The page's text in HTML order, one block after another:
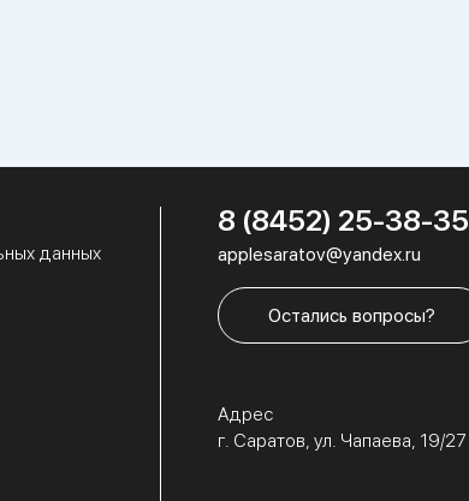
данных
8 (8452) 25-38-35
applesaratov@yandex.ru
Остались вопросы?
Адрес
г. Саратов, ул. Чапаева, 19/27